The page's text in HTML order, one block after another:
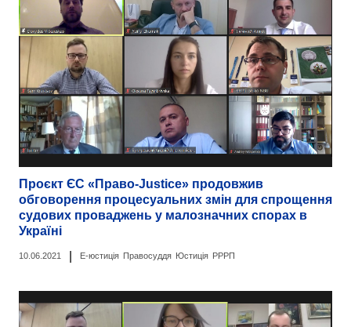
Проєкт ЄС «Право-Justice» продовжив
обговорення процесуальних змін для спрощення
судових проваджень у малозначних спорах в
Україні
10.06.2021 Е-юстиція Правосуддя Юстиція РРРП